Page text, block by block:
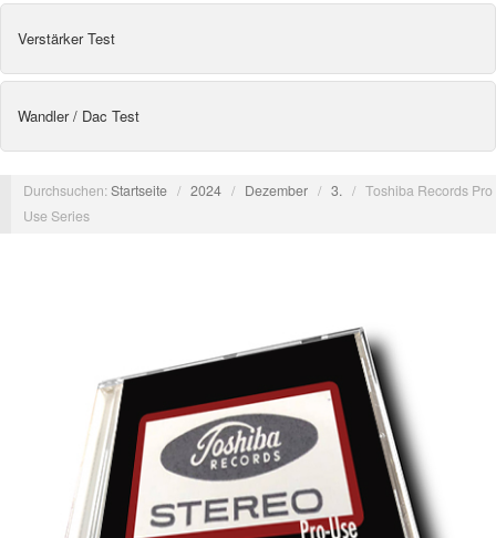
Verstärker Test
Wandler / Dac Test
Durchsuchen:Startseite / 2024 / Dezember / 3. / Toshiba Records Pro
Use Series